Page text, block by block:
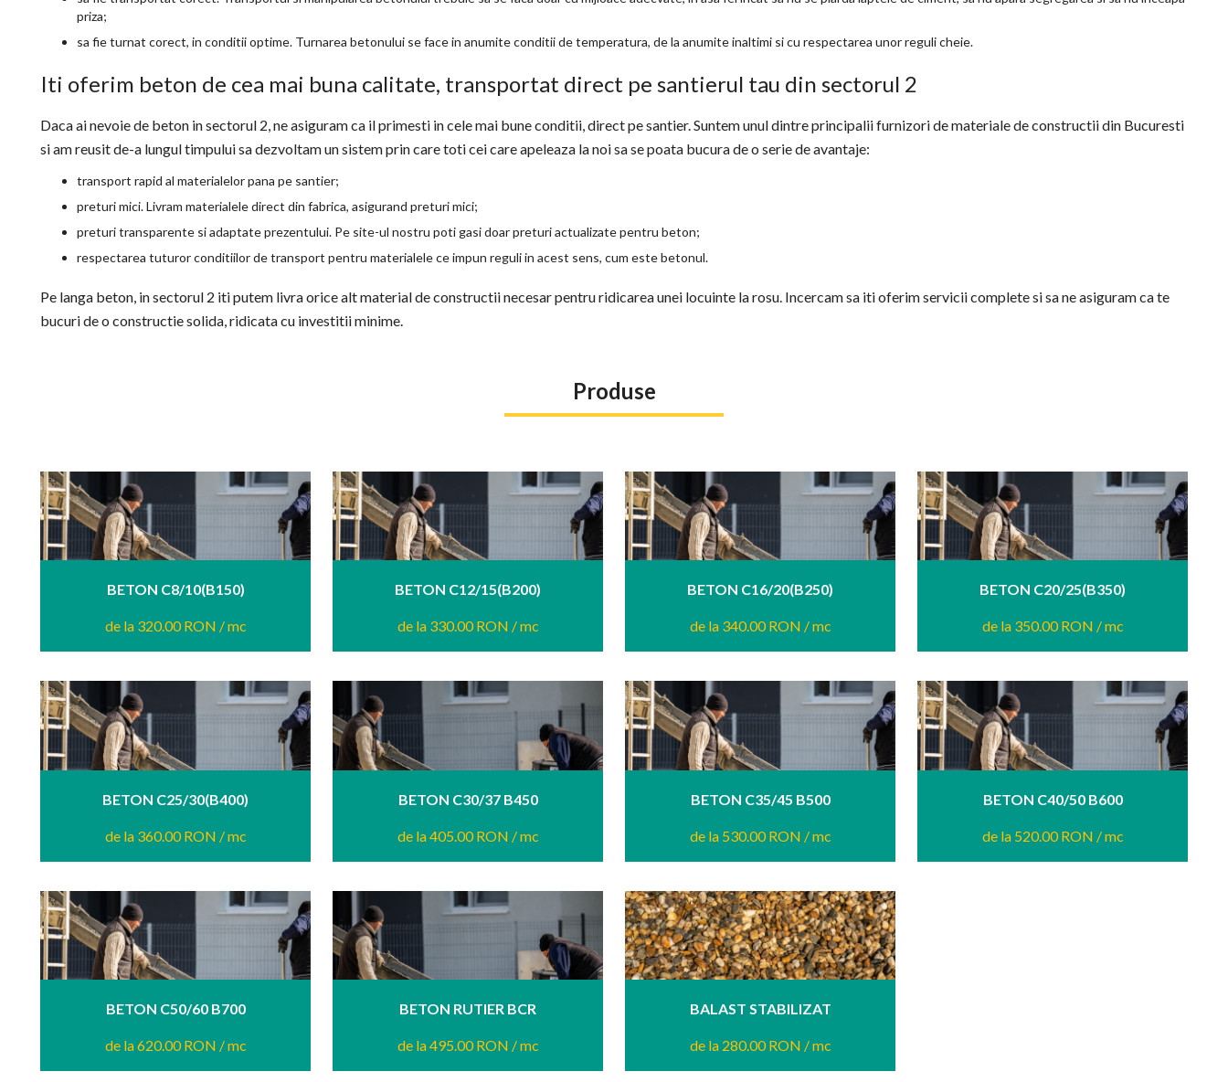
priza;
sa fie turnat corect, in conditii optime. Turnarea betonului se face in anumite conditii de temperatura, de la anumite inaltimi si cu respectarea unor reguli cheie.
Iti oferim beton de cea mai buna calitate, transportat direct pe santierul tau din sectorul 2
Daca ai nevoie de beton in sectorul 2, ne asiguram ca il primesti in cele mai bune conditii, direct pe santier. Suntem unul dintre principalii furnizori de materiale de constructii din Bucuresti
si am reusit de-a lungul timpului sa dezvoltam un sistem prin care toti cei care apeleaza la noi sa se poata bucura de o serie de avantaje:
transport rapid al materialelor pana pe santier;
preturi mici. Livram materialele direct din fabrica, asigurand preturi mici;
preturi transparente si adaptate prezentului. Pe site-ul nostru poti gasi doar preturi actualizate pentru beton;
respectarea tuturor conditiilor de transport pentru materialele ce impun reguli in acest sens, cum este betonul.
Pe langa beton, in sectorul 2 iti putem livra orice alt material de constructii necesar pentru ridicarea unei locuinte la rosu. Incercam sa iti oferim servicii complete si sa ne asiguram ca te
bucuri de o constructie solida, ridicata cu investitii minime.
Produse
BETON C8/10(B150)
de la 320.00 RON / mc
BETON C12/15(B200)
de la 330.00 RON / mc
BETON C16/20(B250)
de la 340.00 RON / mc
BETON C20/25(B350)
de la 350.00 RON / mc
BETON C25/30(B400)
de la 360.00 RON / mc
BETON C30/37 B450
de la 405.00 RON / mc
BETON C35/45 B500
de la 530.00 RON / mc
BETON C40/50 B600
de la 520.00 RON / mc
BETON C50/60 B700
de la 620.00 RON / mc
BETON RUTIER BCR
de la 495.00 RON / mc
BALAST STABILIZAT
de la 280.00 RON / mc